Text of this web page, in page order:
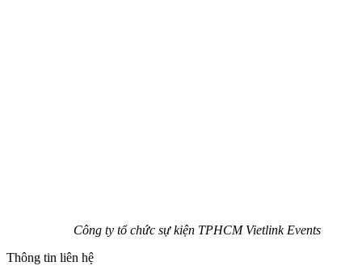
Công ty tổ chức sự kiện TPHCM Vietlink Events
Thông tin liên hệ